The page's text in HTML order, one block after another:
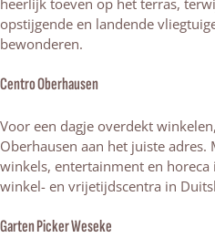
heerlijk toeven op het terras,
opstijgende en landende
bewonderen.
Centro Oberhausen
Voor een dagje overdekt
Oberhausen aan het juiste
winkels, entertainment en
winkel- en vrijetijdscentra in
Garten Picker Weseke